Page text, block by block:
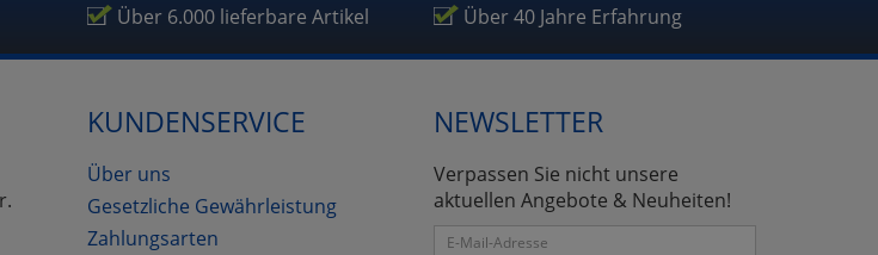
Über 6.000 lieferbare Artikel Über 40 Jahre Erfahrung
KUNDENSERVICE
Über uns
Gesetzliche Gewährleistung
Zahlungsarten
NEWSLETTER
Verpassen Sie nicht unsere
aktuellen Angebote & Neuheiten!